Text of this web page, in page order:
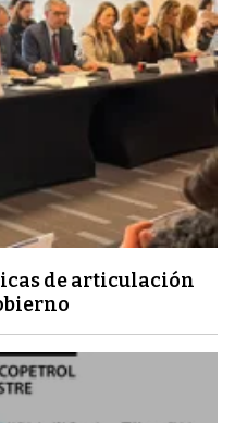
de articulación